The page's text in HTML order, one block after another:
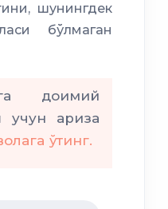
шунингдек
бўлмаган
доимий
учун ариза
ўтинг.